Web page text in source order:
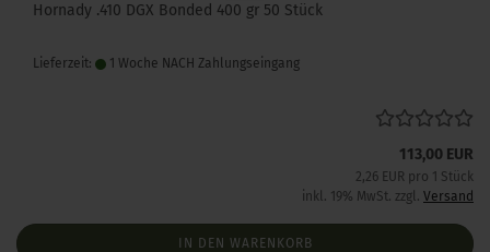
Hornady .410 DGX Bonded 400 gr 50 Stück
Lieferzeit: 1 Woche NACH Zahlungseingang
113,00 EUR
2,26 EUR pro 1 Stück
inkl. 19% MwSt. zzgl. Versand
IN DEN WARENKORB